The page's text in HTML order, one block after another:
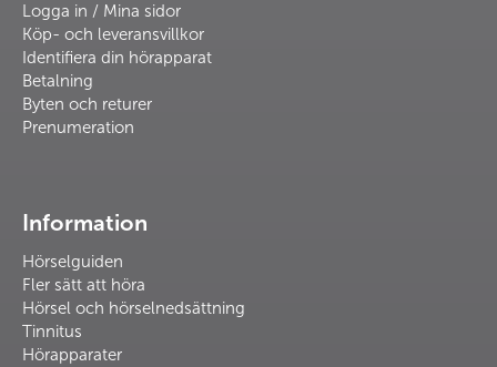
Logga in / Mina sidor
Köp- och leveransvillkor
Identifiera din hörapparat
Betalning
Byten och returer
Prenumeration
Information
Hörselguiden
Fler sätt att höra
Hörsel och hörselnedsättning
Tinnitus
Hörapparater